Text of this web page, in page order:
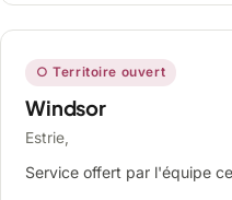
○ Territoire ouvert
Windsor
Estrie,
Service offert par l'équipe